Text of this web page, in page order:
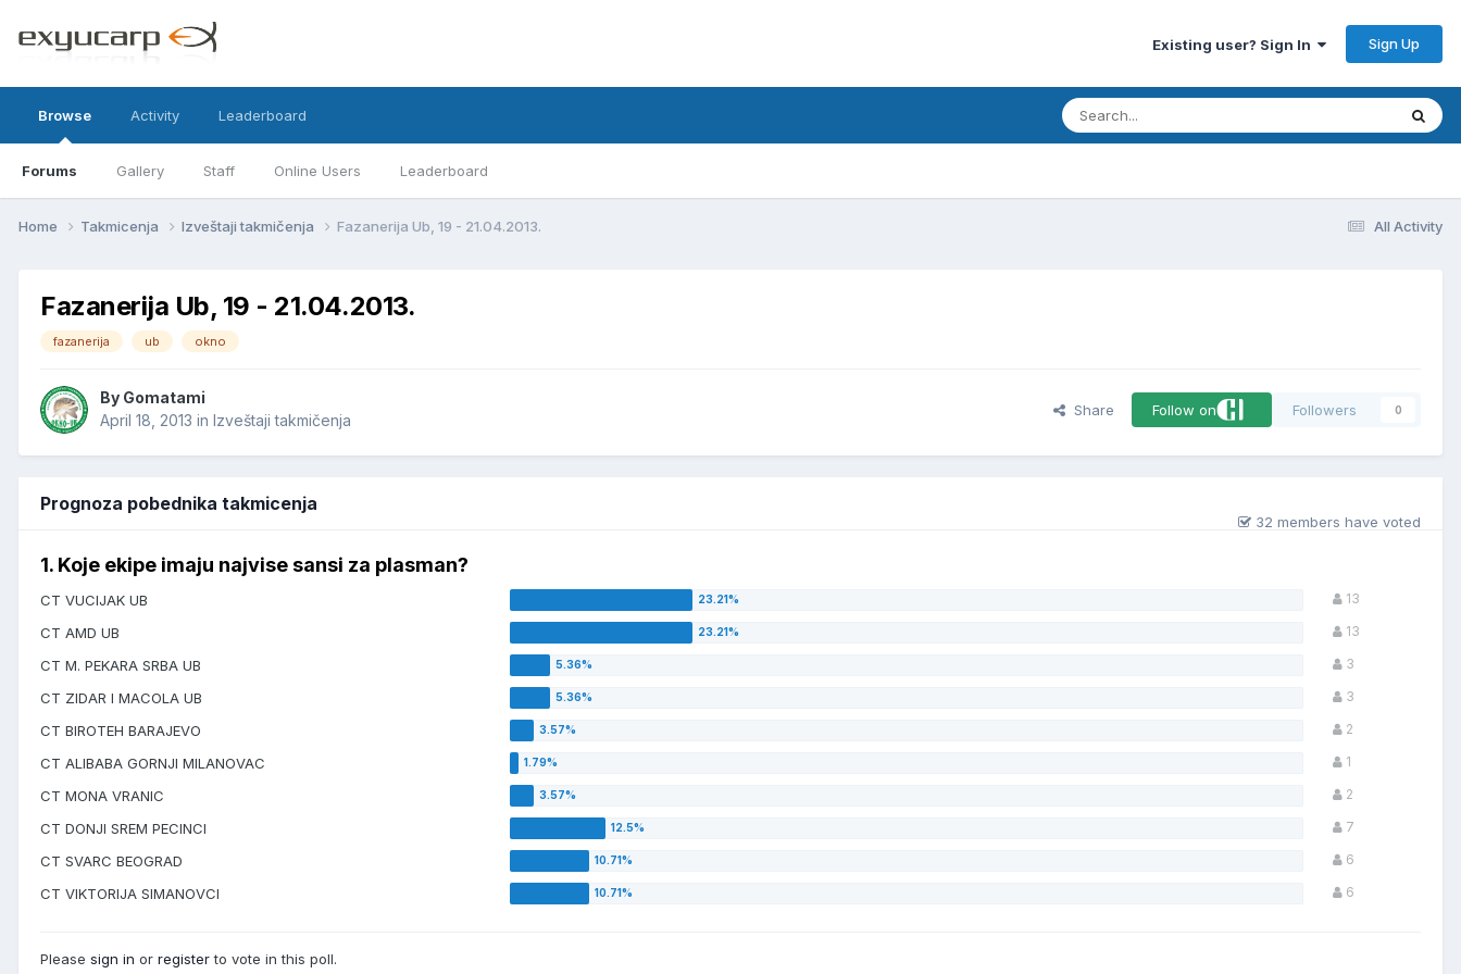
Existing user? Sign In Sign Up
Browse
Forums Gallery Staff Online Users Leaderboard
Activity Leaderboard
All Activity
Home Takmicenja Izveštaji takmičenja Fazanerija Ub, 19 - 21.04.2013.
Fazanerija Ub, 19 - 21.04.2013.
fazanerija ub okno
By Gomatami
April 18, 2013 in Izveštaji takmičenja
Share Follow on Followers 0
Prognoza pobednika takmicenja
32 members have voted
1. Koje ekipe imaju najvise sansi za plasman?
CT VUCIJAK UB 13
CT AMD UB 13
CT M. PEKARA SRBA UB 3
CT ZIDAR I MACOLA UB 3
CT BIROTEH BARAJEVO 2
CT ALIBABA GORNJI MILANOVAC 1
CT MONA VRANIC 2
CT DONJI SREM PECINCI 7
CT SVARC BEOGRAD 6
CT VIKTORIJA SIMANOVCI 6
Please sign in or registerto vote in this poll.